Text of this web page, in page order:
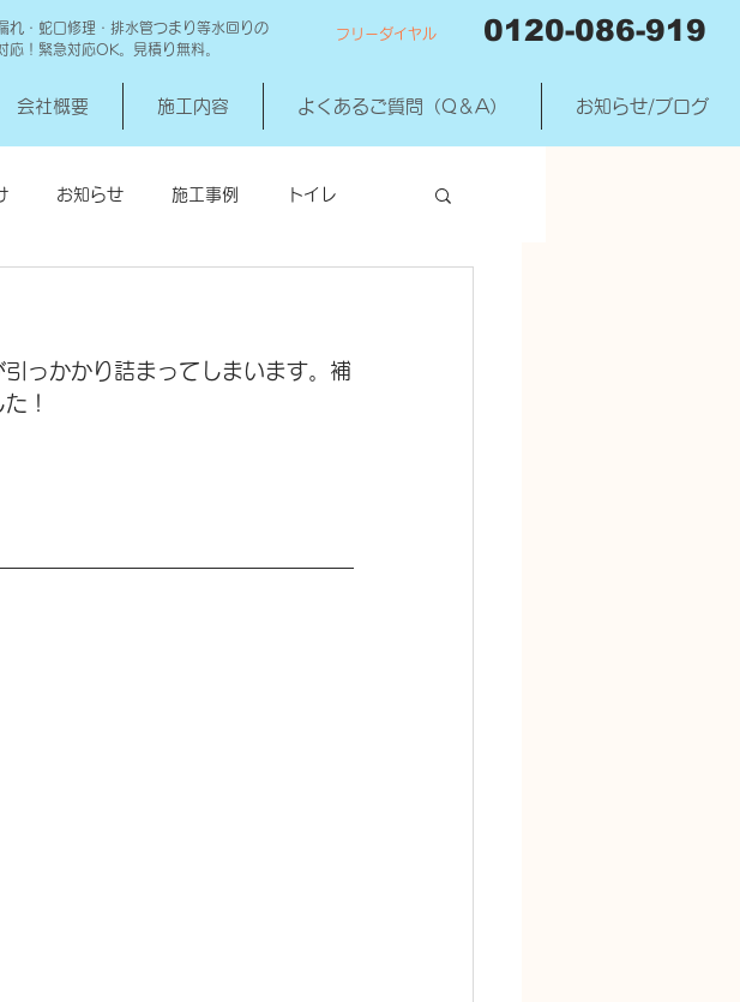
れ・蛇口修理・排水管つまり等水回りの
応！緊急対応OK。見積り無料。
フリーダイヤル 0120-086-919
会社概要 施工内容 よくあるご質問（Q＆A） お知らせ/ブログ
お知らせ 施工事例 トイレ
っかかり詰まってしまいます。補
！